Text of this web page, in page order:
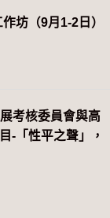
坊（9月1-2日）
考核委員會與高
-「性平之聲」，